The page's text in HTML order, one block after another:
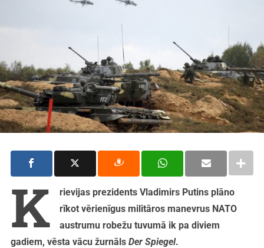
K
rievijas prezidents Vladimirs Putins plāno
rīkot vērienīgus militāros manevrus NATO
austrumu robežu tuvumā ik pa diviem
gadiem, vēsta vācu žurnāls Der Spiegel.